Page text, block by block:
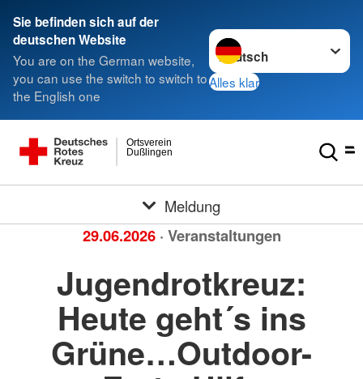
Sie befinden sich auf der
deutschen Website
You are on the German website,
you can use the switch to switch to
the English one
Sprache wechseln zu
Alles klar
Dußlingen
Ortsverein
Meldung
29.06.2026 · Veranstaltungen
Jugendrotkreuz:
Heute geht´s ins
Grüne…Outdoor-